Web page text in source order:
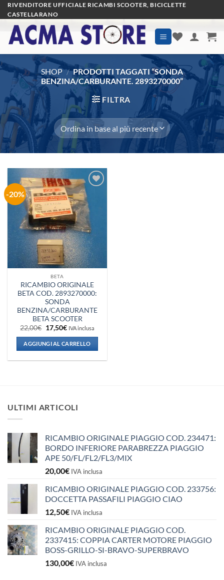
Salta
ai
contenuti
RIVENDITORE UFFICIALE RICAMBI SCOOTER, BICICLETTE
CASTELLARANO
SHOP / PRODOTTI TAGGATI “SONDA
BENZINA/CARBURANTE. 2893270000”
FILTRA
-20%
Aggiungi
alla lista
dei
desideri
BETA
RICAMBIO ORIGINALE
BETA COD. 2893270000:
SONDA
BENZINA/CARBURANTE
BETA SCOOTER
22,00€ Il
prezzo
originale
era:
22,00€.
17,50€Il
attuale
è:
17,50€.
IVA inclusa
AGGIUNGI AL CARRELLO
ULTIMI ARTICOLI
RICAMBIO ORIGINALE PIAGGIO COD. 234471:
BORDO INFERIORE PARABREZZA PIAGGIO
APE 50/FL/FL2/FL3/MIX
20,00€ IVA inclusa
RICAMBIO ORIGINALE PIAGGIO COD. 233756:
DOCCETTA PASSAFILI PIAGGIO CIAO
12,50€ IVA inclusa
RICAMBIO ORIGINALE PIAGGIO COD.
2337415: COPPIA CARTER MOTORE PIAGGIO
BOSS-GRILLO-SI-BRAVO-SUPERBRAVO
130,00€ IVA inclusa